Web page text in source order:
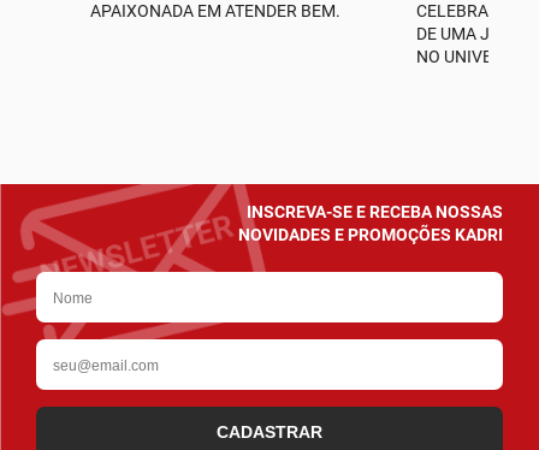
APAIXONADA EM ATENDER BEM.
CELEBRAMOS
DE UMA
NO UNIVERSO
INSCREVA-SE E RECEBA NOSSAS
NOVIDADES E PROMOÇÕES KADRI
CADASTRAR